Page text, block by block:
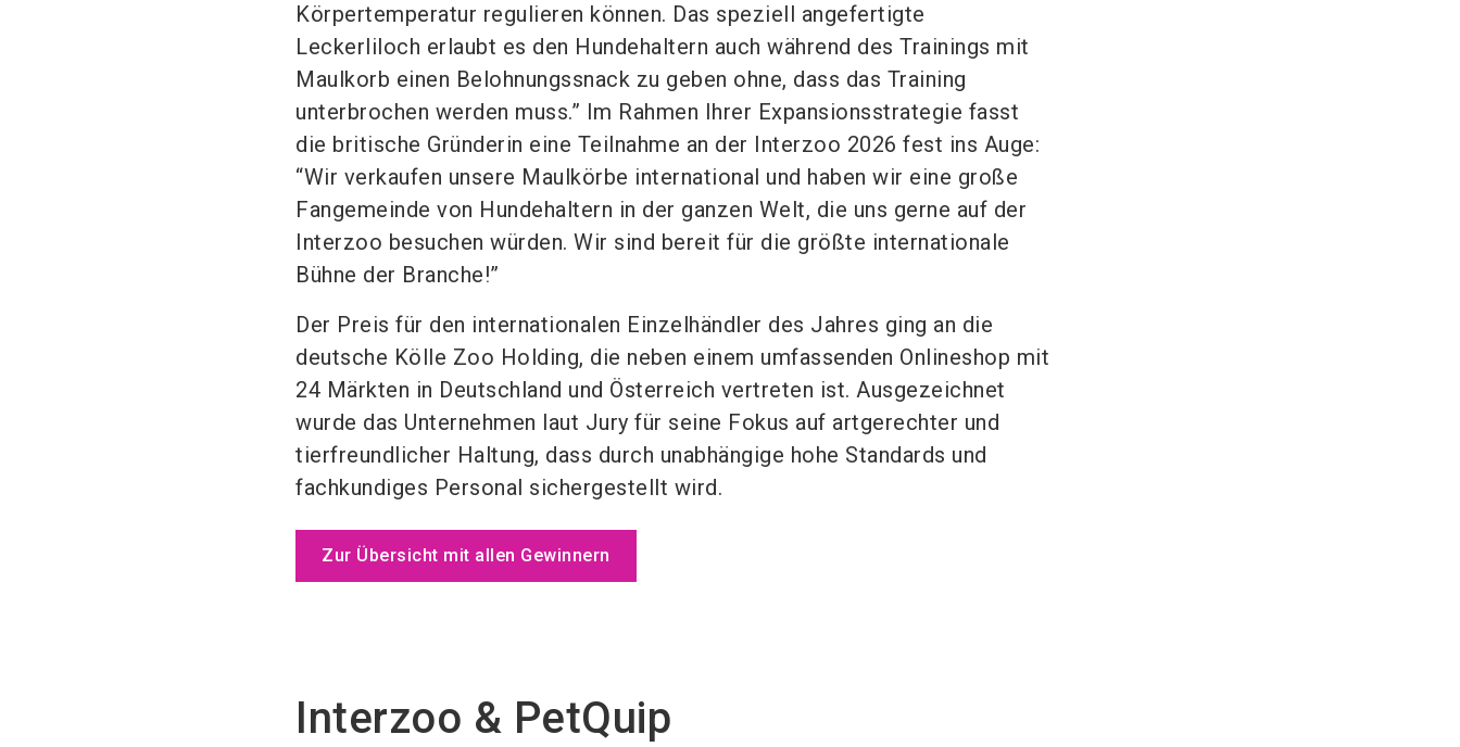
Körpertemperatur regulieren können. Das speziell angefertigte
Leckerliloch erlaubt es den Hundehaltern auch während des Trainings mit
Maulkorb einen Belohnungssnack zu geben ohne, dass das Training
unterbrochen werden muss.” Im Rahmen Ihrer Expansionsstrategie fasst
die britische Gründerin eine Teilnahme an der Interzoo 2026 fest ins Auge:
“Wir verkaufen unsere Maulkörbe international und haben wir eine große
Fangemeinde von Hundehaltern in der ganzen Welt, die uns gerne auf der
Interzoo besuchen würden. Wir sind bereit für die größte internationale
Bühne der Branche!”
Der Preis für den internationalen Einzelhändler des Jahres ging an die
deutsche Kölle Zoo Holding, die neben einem umfassenden Onlineshop mit
24 Märkten in Deutschland und Österreich vertreten ist. Ausgezeichnet
wurde das Unternehmen laut Jury für seine Fokus auf artgerechter und
tierfreundlicher Haltung, dass durch unabhängige hohe Standards und
fachkundiges Personal sichergestellt wird.
Zur Übersicht mit allen Gewinnern
Interzoo & PetQuip